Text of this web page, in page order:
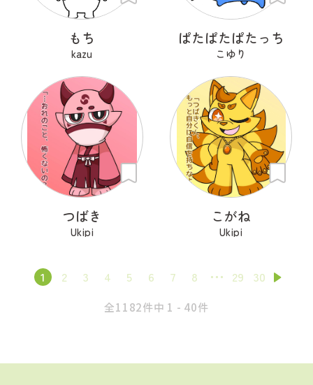
もち
kazu
ぱたぱたぱたっち
こゆり
つばき
Ukipi
こがね
Ukipi
1 2 3 4 5 6 7 8 29 30
全1182件中 1 - 40件